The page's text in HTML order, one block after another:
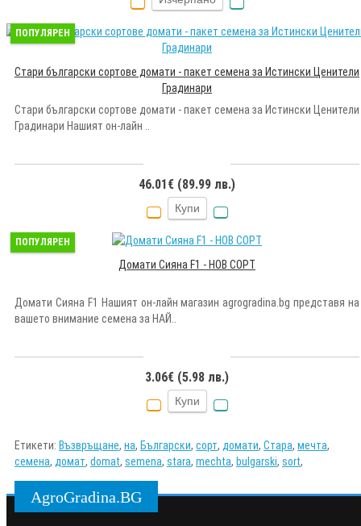
ПОПУЛЯРЕН
Стари български сортове домати - пакет семена за Истински Ценители
Градинари
Стари български сортове домати - пакет семена за Истински Ценители
Градинари Нашият он-лайн ..
46.01€ (89.99 лв.)
Купи
ПОПУЛЯРЕН
Домати Сияна F1 - НОВ СОРТ
Домати Сияна F1 Нашият он-лайн магазин agrogradina.bg представя на
вашето внимание семена за НАЙ..
3.06€ (5.98 лв.)
Купи
Етикети: Възвръщане, на, Български, сорт, домати, Стара, мечта,
семена, домат, domat, semena, stara, mechta, bulgarski, sort,
AgroGradina.BG